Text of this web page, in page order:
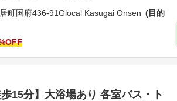
町国府436-91Glocal Kasugai Onsen
目的
15分】大浴場あり 各室バス・ト